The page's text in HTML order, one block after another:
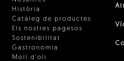
Història
Catàleg de productes
Els nostres pagesos
Sostenibilitat
Gastronomia
Molí d'oli